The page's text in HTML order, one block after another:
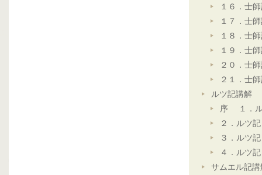
１６．士
１７．士
１８．士
１９．士
２０．士
２１．士
ルツ記講解
序 １．ル
２．ルツ
３．ルツ
４．ルツ
サムエル記講